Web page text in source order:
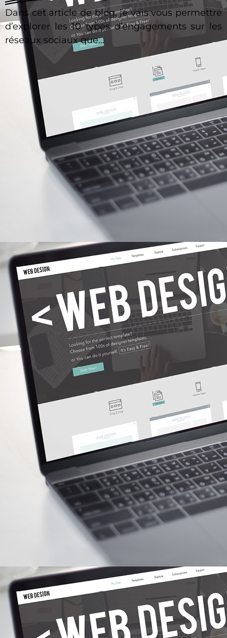
Dans cet article de blog, je vais vous permettre
d’explorer les 10 types d’engagements sur les
réseaux sociaux que…